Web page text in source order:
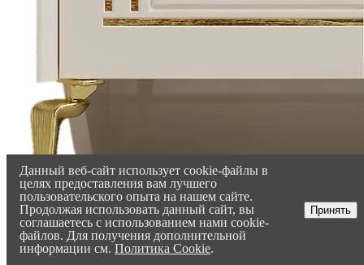
Данный веб-сайт использует cookie-файлы в
целях предоставления вам лучшего
пользовательского опыта на нашем сайте.
Продолжая использовать данный сайт, вы
соглашаетесь с использованием нами cookie-
файлов. Для получения дополнительной
информации см.Политика Cookie.
Принять